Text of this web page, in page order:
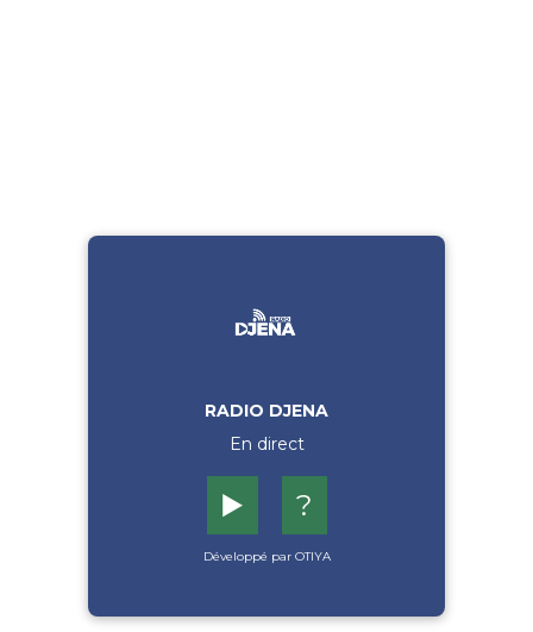
RADIO DJENA
En direct
▶️ ?
Développé par OTIYA